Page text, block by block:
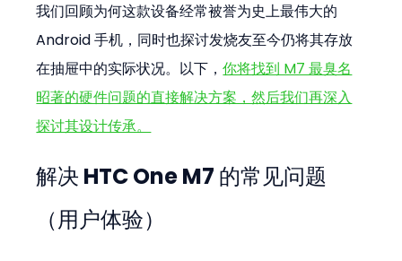
我们回顾为何这款设备经常被誉为史上最伟大的
Android 手机，同时也探讨发烧友至今仍将其存放
在抽屉中的实际状况。以下，你将找到 M7 最臭名
昭著的硬件问题的直接解决方案，然后我们再深入
探讨其设计传承。
解决 HTC One M7 的常见问题
（用户体验）